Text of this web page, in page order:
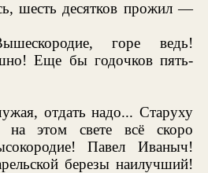
шесть десятков прожил —
горе ведь!
Еще бы годочков пять-
отдать надо... Старуху
этом свете всё скоро
Павел Иваныч!
березы наилучший!